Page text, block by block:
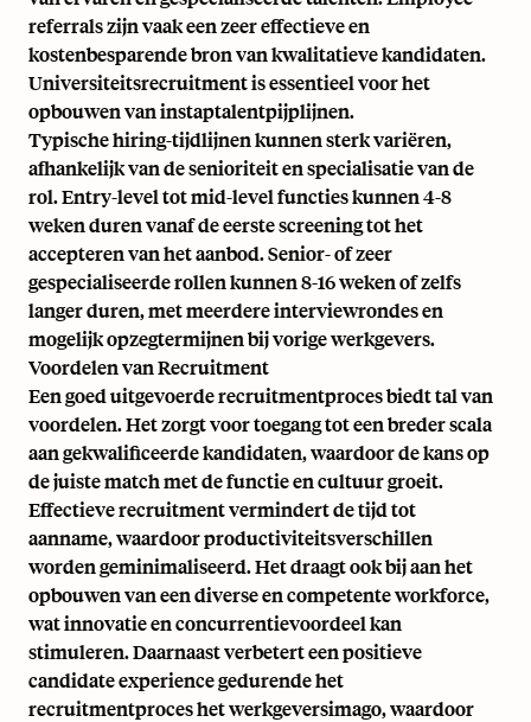
referrals zijn vaak een zeer effectieve en
kostenbesparende bron van kwalitatieve kandidaten.
Universiteitsrecruitment is essentieel voor het
opbouwen van instaptalentpijplijnen.
Typische hiring-tijdlijnen kunnen sterk variëren,
afhankelijk van de senioriteit en specialisatie van de
rol. Entry-level tot mid-level functies kunnen 4-8
weken duren vanaf de eerste screening tot het
accepteren van het aanbod. Senior- of zeer
gespecialiseerde rollen kunnen 8-16 weken of zelfs
langer duren, met meerdere interviewrondes en
mogelijk opzegtermijnen bij vorige werkgevers.
Voordelen van Recruitment
Een goed uitgevoerde recruitmentproces biedt tal van
voordelen. Het zorgt voor toegang tot een breder scala
aan gekwalificeerde kandidaten, waardoor de kans op
de juiste match met de functie en cultuur groeit.
Effectieve recruitment vermindert de tijd tot
aanname, waardoor productiviteitsverschillen
worden geminimaliseerd. Het draagt ook bij aan het
opbouwen van een diverse en competente workforce,
wat innovatie en concurrentievoordeel kan
stimuleren. Daarnaast verbetert een positieve
candidate experience gedurende het
recruitmentproces het werkgeversimago, waardoor